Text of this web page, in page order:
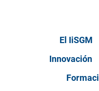
El IiSGM
Innovación